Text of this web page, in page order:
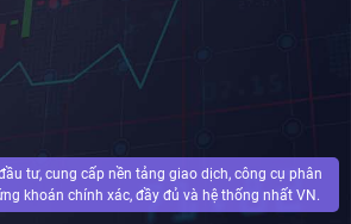
tư, cung cấp nền tảng giao dịch, công cụ phân
khoán chính xác, đầy đủ và hệ thống nhất VN.